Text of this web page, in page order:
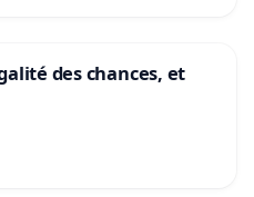
des chances, et